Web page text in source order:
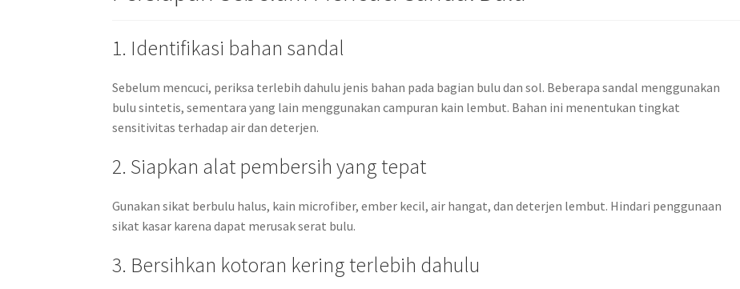
1. Identifikasi bahan sandal
Sebelum mencuci, periksa terlebih dahulu jenis bahan pada bagian bulu dan sol. Beberapa sandal menggunakan
bulu sintetis, sementara yang lain menggunakan campuran kain lembut. Bahan ini menentukan tingkat
sensitivitas terhadap air dan deterjen.
2. Siapkan alat pembersih yang tepat
Gunakan sikat berbulu halus, kain microfiber, ember kecil, air hangat, dan deterjen lembut. Hindari penggunaan
sikat kasar karena dapat merusak serat bulu.
3. Bersihkan kotoran kering terlebih dahulu